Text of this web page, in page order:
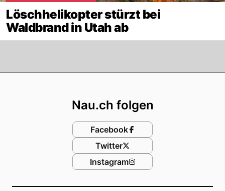
Löschhelikopter stürzt bei
Waldbrand in Utah ab
Nau.ch folgen
Facebook
Twitter
Instagram